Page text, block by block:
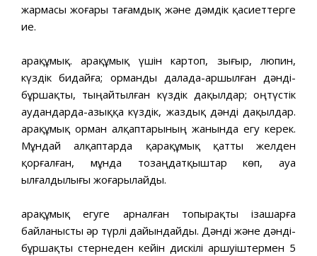
жармасы жоғары тағамдық және дәмдік қасиеттерге
ие.
Қарақұмық. Қарақұмық үшін картоп, зығыр, люпин,
күздік бидайға; орманды далада-аршылған дәнді-
бұршақты, тыңайтылған күздік дақылдар; оңтүстік
аудандарда-азыққа күздік, жаздық дәнді дақылдар.
Қарақұмық орман алқаптарының жанында егу керек.
Мұндай алқаптарда қарақұмық қатты желден
қорғалған, мұнда тозаңдатқыштар көп, ауа
ылғалдылығы жоғарылайды.
Қарақұмық егуге арналған топырақты ізашарға
байланысты әр түрлі дайындайды. Дәнді және дәнді-
бұршақты стернеден кейін дискілі аршуіштермен 5